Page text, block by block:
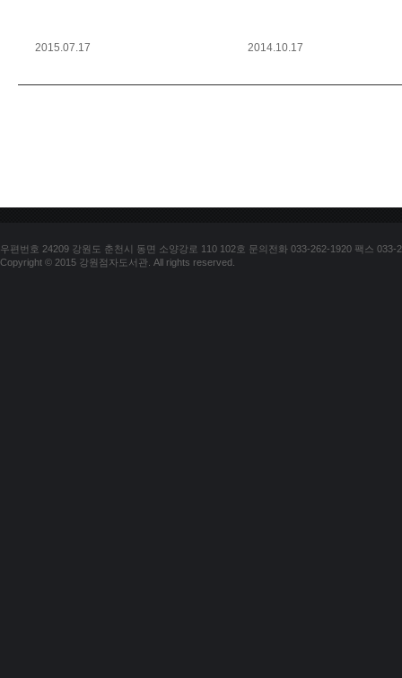
2015.07.17 2014.10.17
우편번호 24209 강원도 춘천시 동면 소양강로 110 102호 문의전화 033-262-1920 팩스 033-
Copyright © 2015 강원점자도서관. All rights reserved.